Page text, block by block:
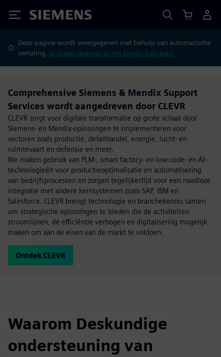
Siemens
Deze pagina wordt weergegeven met behulp van automatische
vertaling. In plaats daarvan in het Engels bekijken?
Comprehensive Siemens & Mendix Support
Services wordt aangedreven door CLEVR
CLEVR zorgt voor digitale transformatie op grote schaal door
Siemens- en Mendix-oplossingen te implementeren voor
sectoren zoals productie, detailhandel, energie, lucht- en
ruimtevaart en defensie en meer.
We maken gebruik van PLM-, smart factory- en low-code- en AI-
technologieën voor productieoptimalisatie en automatisering
van bedrijfsprocessen en zorgen tegelijkertijd voor een naadloze
integratie met andere kernsystemen zoals SAP, IBM en
Salesforce. CLEVR brengt technologie en branchekennis samen
om strategische oplossingen te bieden die de activiteiten
stroomlijnen, de efficiëntie verhogen en digitalisering mogelijk
maken om aan de eisen van de markt te voldoen.
Ontdek CLEVR
Waarom Deskundige
ondersteuning van